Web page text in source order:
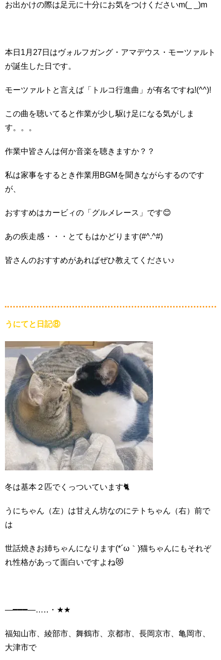
お出かけの際は足元に十分にお気をつけくださいm(_ _)m
本日1月27日はヴォルフガング・アマデウス・モーツァルト
が誕生した日です。
モーツァルトと言えば「トルコ行進曲」が有名ですね!(^^)!
この曲を聴いてると作業が少し駆け足になる気がしま
す。。。
作業中皆さんは何か音楽を聴きますか？？
私は家事をするとき作業用BGMを聞きながらするのです
が、
おすすめはカービィの「グルメレース」です😊
あの疾走感・・・とてもはかどります(#^.^#)
皆さんのおすすめがあればぜひ教えてください♪
うにてと日記⑧
冬は基本２匹でくっついています🐈
うにちゃん（左）は甘えん坊なのにテトちゃん（右）前で
は
世話焼きお姉ちゃんになります(*´ω｀)猫ちゃんにもそれぞ
れ性格があって面白いですよね😻
―━━━―…‥・★★
福知山市、綾部市、舞鶴市、京都市、長岡京市、亀岡市、
大津市で